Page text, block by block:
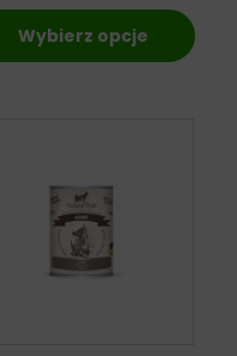
Wybierz opcje